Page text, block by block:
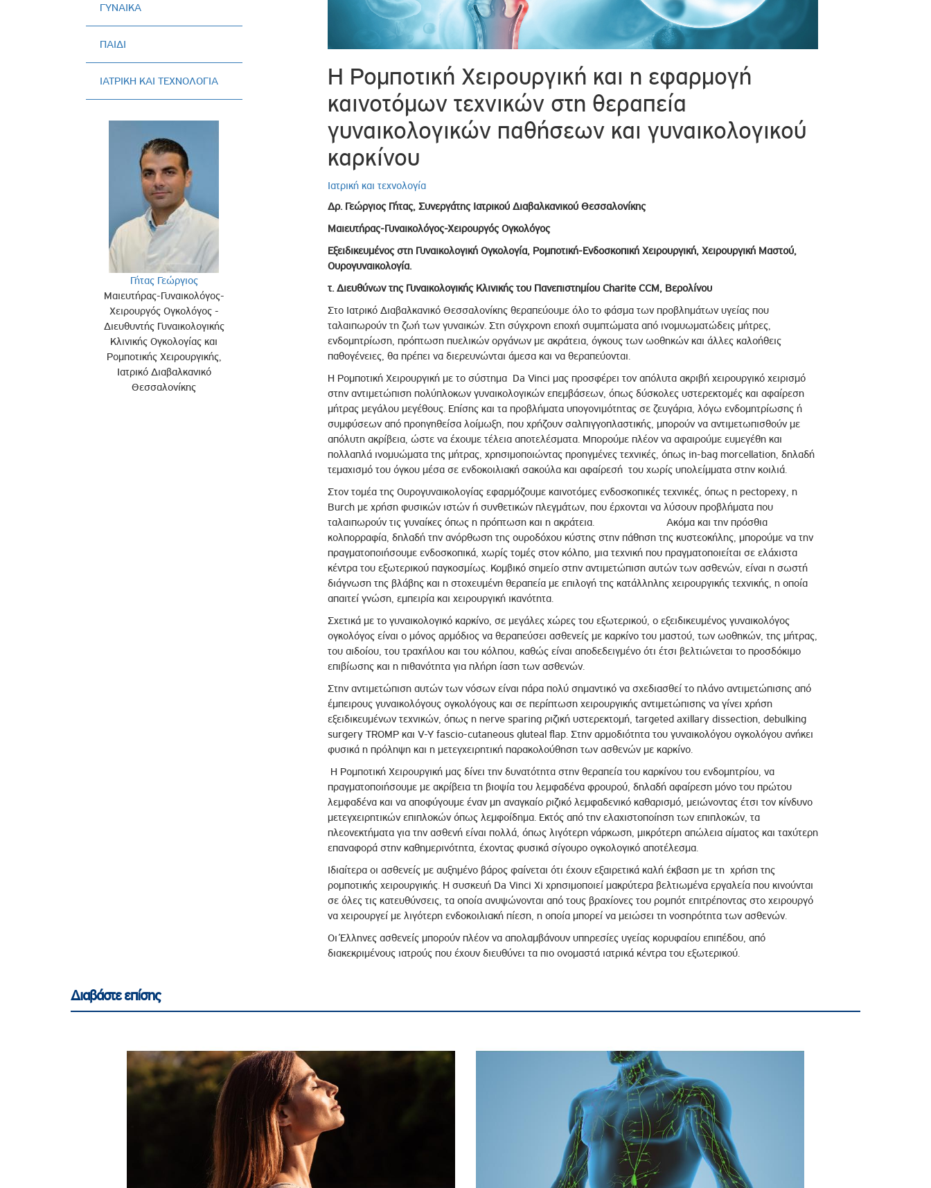
Πολιτική Προσλήψεων Προσωπικού, Στελεχών και Συνεργατών
Πολιτικές Ασφάλειας Πληροφοριών
Πολιτική Ανθρώπινων Δικαιωμάτων
Επιτροπή Αποδοχών και Υποψηφιοτήτων
Κανονισμός Επιτροπής Αποδοχών - Υποψηφιοτήτων
Κανονισμός Λειτουργίας Επιτροπής Ελέγχου
Διεύθυνση Εσωτερικού Ελέγχου Κανονισμός Λειτουργίας
Έκθεσης Βιώσιμης Ανάπτυξης 2023
Έκθεση Βιώσιμης Ανάπτυξης 2024
Πολιτική Δέουσας Επιμέλειας Τρίτων Μερών
Πολιτική Αναγνώρισης Προστασίας και Προαγωγής των Δικαιωμάτων των
Ασθενών
ΓΥΝΑΙΚΑ
ΠΑΙΔΙ
ΙΑΤΡΙΚΗ ΚΑΙ ΤΕΧΝΟΛΟΓΙΑ
Γήτας Γεώργιος
Μαιευτήρας-Γυναικολόγος-
Χειρουργός Ογκολόγος -
Διευθυντής Γυναικολογικής
Κλινικής Ογκολογίας και
Ρομποτικής Χειρουργικής,
Ιατρικό Διαβαλκανικό
Θεσσαλονίκης
Η Ρομποτική Χειρουργική και η εφαρμογή
καινοτόμων τεχνικών στη θεραπεία
γυναικολογικών παθήσεων και γυναικολογικού
καρκίνου
Ιατρική και τεχνολογία
Δρ. Γεώργιος Γήτας, Συνεργάτης Ιατρικού Διαβαλκανικού Θεσσαλονίκης
Μαιευτήρας-Γυναικολόγος-Χειρουργός Ογκολόγος
Εξειδικευμένος στη Γυναικολογική Ογκολογία, Ρομποτική-Ενδοσκοπική Χειρουργική, Χειρουργική Μαστού,
Ουρογυναικολογία.
τ. Διευθύνων της Γυναικολογικής Κλινικής του Πανεπιστημίου Charite CCM, Βερολίνου
Στο Ιατρικό Διαβαλκανικό Θεσσαλονίκης θεραπεύουμε όλο το φάσμα των προβλημάτων υγείας που
ταλαιπωρούν τη ζωή των γυναικών. Στη σύγχρονη εποχή συμπτώματα από ινομυωματώδεις μήτρες,
ενδομητρίωση, πρόπτωση πυελικών οργάνων με ακράτεια, όγκους των ωοθηκών και άλλες καλοήθεις
παθογένειες, θα πρέπει να διερευνώνται άμεσα και να θεραπεύονται.
Η Ρομποτική Χειρουργική με το σύστημα Da Vinci μας προσφέρει τον απόλυτα ακριβή χειρουργικό χειρισμό
στην αντιμετώπιση πολύπλοκων γυναικολογικών επεμβάσεων, όπως δύσκολες υστερεκτομές και αφαίρεση
μήτρας μεγάλου μεγέθους. Επίσης και τα προβλήματα υπογονιμότητας σε ζευγάρια, λόγω ενδομητρίωσης ή
συμφύσεων από προηγηθείσα λοίμωξη, που χρήζουν σαλπιγγοπλαστικής, μπορούν να αντιμετωπισθούν με
απόλυτη ακρίβεια, ώστε να έχουμε τέλεια αποτελέσματα. Μπορούμε πλέον να αφαιρούμε ευμεγέθη και
πολλαπλά ινομυώματα της μήτρας, χρησιμοποιώντας προηγμένες τεχνικές, όπως in-bag morcellation, δηλαδή
τεμαχισμό του όγκου μέσα σε ενδοκοιλιακή σακούλα και αφαίρεσή του χωρίς υπολείμματα στην κοιλιά.
Στον τομέα της Ουρογυναικολογίας εφαρμόζουμε καινοτόμες ενδοσκοπικές τεχνικές, όπως η pectopexy, η
Βurch με χρήση φυσικών ιστών ή συνθετικών πλεγμάτων, που έρχονται να λύσουν προβλήματα που
ταλαιπωρούν τις γυναίκες όπως η πρόπτωση και η ακράτεια. Ακόμα και την πρόσθια
κολπορραφία, δηλαδή την ανόρθωση της ουροδόχου κύστης στην πάθηση της κυστεοκήλης, μπορούμε να την
πραγματοποιήσουμε ενδοσκοπικά, χωρίς τομές στον κόλπο, μια τεχνική που πραγματοποιείται σε ελάχιστα
κέντρα του εξωτερικού παγκοσμίως. Κομβικό σημείο στην αντιμετώπιση αυτών των ασθενών, είναι η σωστή
διάγνωση της βλάβης και η στοχευμένη θεραπεία με επιλογή της κατάλληλης χειρουργικής τεχνικής, η οποία
απαιτεί γνώση, εμπειρία και χειρουργική ικανότητα.
Σχετικά με το γυναικολογικό καρκίνο, σε μεγάλες χώρες του εξωτερικού, ο εξειδικευμένος γυναικολόγος
ογκολόγος είναι ο μόνος αρμόδιος να θεραπεύσει ασθενείς με καρκίνο του μαστού, των ωοθηκών, της μήτρας,
του αιδοίου, του τραχήλου και του κόλπου, καθώς είναι αποδεδειγμένο ότι έτσι βελτιώνεται το προσδόκιμο
επιβίωσης και η πιθανότητα για πλήρη ίαση των ασθενών.
Στην αντιμετώπιση αυτών των νόσων είναι πάρα πολύ σημαντικό να σχεδιασθεί το πλάνο αντιμετώπισης από
έμπειρους γυναικολόγους ογκολόγους και σε περίπτωση χειρουργικής αντιμετώπισης να γίνει χρήση
εξειδικευμένων τεχνικών, όπως η nerve sparing ριζική υστερεκτομή, targeted axillary dissection, debulking
surgery TROMP και V-Y fascio-cutaneous gluteal flap. Στην αρμοδιότητα του γυναικολόγου ογκολόγου ανήκει
φυσικά η πρόληψη και η μετεγχειρητική παρακολούθηση των ασθενών με καρκίνο.
Η Ρομποτική Χειρουργική μας δίνει την δυνατότητα στην θεραπεία του καρκίνου του ενδομητρίου, να
πραγματοποιήσουμε με ακρίβεια τη βιοψία του λεμφαδένα φρουρού, δηλαδή αφαίρεση μόνο του πρώτου
λεμφαδένα και να αποφύγουμε έναν μη αναγκαίο ριζικό λεμφαδενικό καθαρισμό, μειώνοντας έτσι τον κίνδυνο
μετεγχειρητικών επιπλοκών όπως λεμφοίδημα. Εκτός από την ελαχιστοποίηση των επιπλοκών, τα
πλεονεκτήματα για την ασθενή είναι πολλά, όπως λιγότερη νάρκωση, μικρότερη απώλεια αίματος και ταχύτερη
επαναφορά στην καθημερινότητα, έχοντας φυσικά σίγουρο ογκολογικό αποτέλεσμα.
Ιδιαίτερα οι ασθενείς με αυξημένο βάρος φαίνεται ότι έχουν εξαιρετικά καλή έκβαση με τη χρήση της
ρομποτικής χειρουργικής. Η συσκευή Da Vinci Xi χρησιμοποιεί μακρύτερα βελτιωμένα εργαλεία που κινούνται
σε όλες τις κατευθύνσεις, τα οποία ανυψώνονται από τους βραχίονες του ρομπότ επιτρέποντας στο χειρουργό
να χειρουργεί με λιγότερη ενδοκοιλιακή πίεση, η οποία μπορεί να μειώσει τη νοσηρότητα των ασθενών.
Οι Έλληνες ασθενείς μπορούν πλέον να απολαμβάνουν υπηρεσίες υγείας κορυφαίου επιπέδου, από
διακεκριμένους ιατρούς που έχουν διευθύνει τα πιο ονομαστά ιατρικά κέντρα του εξωτερικού.
Διαβάστε επίσης